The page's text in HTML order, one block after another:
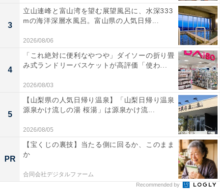
3
立山連峰と富山湾を望む展望風呂に、水深333
mの海洋深層水風呂。富山県の人気日帰...
2026/08/06
4
「これ絶対に便利なやつや」ダイソーの折り畳
み式ランドリーバスケットが高評価「使わ...
2026/08/03
5
【山梨県の人気日帰り温泉】「山梨日帰り温泉
源泉かけ流しの湯 桜湯」は源泉かけ流...
2026/08/05
PR
【宝くじの裏技】当たる側に回るか、このまま
か
合同会社デジタルファーム
Recommended by